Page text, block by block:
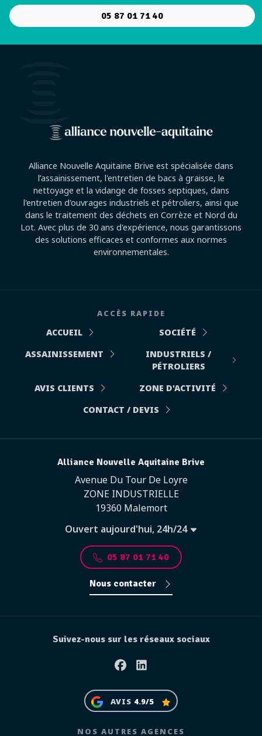
05 87 01 71 40
Alliance Nouvelle Aquitaine Brive est spécialisée dans
l’assainissement, l'entretien de bacs à graisse, le
nettoyage et la vidange de fosses septiques, dans
l'entretien d'ouvrages industriels et pétroliers, ainsi que
dans le traitement des déchets en Corrèze et Nord du
Lot. Avec plus de 30 ans d'expérience, nous garantissons
des solutions efficaces et conformes aux normes
environnementales.
ACCÈS RAPIDE
ACCUEIL
SOCIÉTÉ
ASSAINISSEMENT
INDUSTRIELS /
PÉTROLIERS
AVIS CLIENTS
ZONE D'ACTIVITÉ
CONTACT / DEVIS
Alliance Nouvelle Aquitaine Brive
Avenue Du Tour De Loyre
ZONE INDUSTRIELLE
19360 Malemort
Ouvert aujourd'hui, 24h/24
05 87 01 71 40
Nous contacter
Suivez-nous sur les réseaux sociaux
FacebookLinkedin
AVIS 4.9/5
NOS AUTRES AGENCES